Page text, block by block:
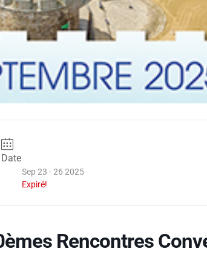
Date
Sep 23 - 26 2025
Expiré!
Rencontres